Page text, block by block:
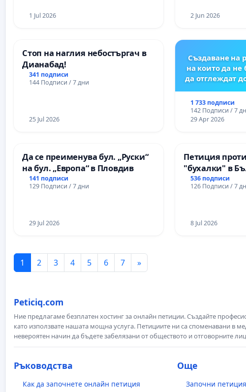
1 Jul 2026 2 Jun 2026
Стоп на наглия небостъргач в
Дианабад!
341 подписи
144 Подписи / 7 дни
25 Jul 2026
Създаване на
на които да не
да отглеждат
1 733 подписи
142 Подписи / 7
29 Apr 2026
Да се преименува бул. „Руски“
на бул. „Европа“ в Пловдив
141 подписи
129 Подписи / 7 дни
29 Jul 2026
Петиция
"бухалки" в
536 подписи
126 Подписи / 7
8 Jul 2026
1 2 3 4 5 6 7 »
Peticiq.com
Ние предлагаме безплатен хостинг за онлайн петиции. Създайте
като използвате нашата мощна услуга. Петициите ни са споменавани в
невероятен начин да бъдете забелязани от обществото и отговорните
Ръководства
Как да започнете онлайн петиция
Още
Започни петиция